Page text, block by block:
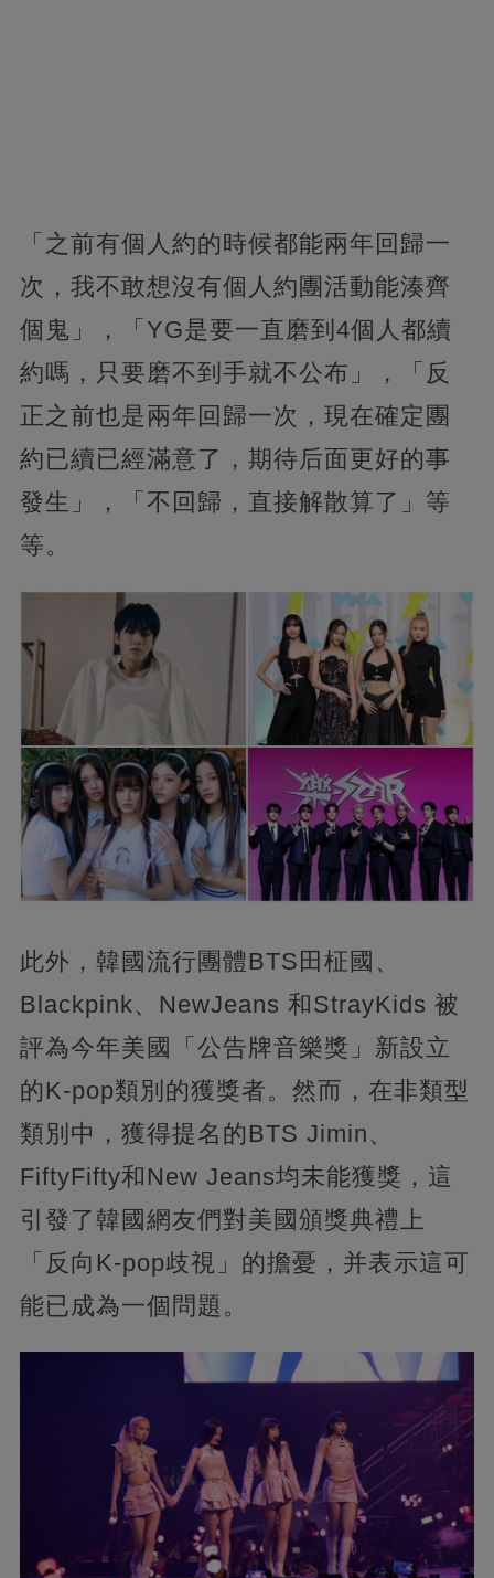
「之前有個人約的時候都能兩年回歸一
次，我不敢想沒有個人約團活動能湊齊
個鬼」，「YG是要一直磨到4個人都續
約嗎，只要磨不到手就不公布」，「反
正之前也是兩年回歸一次，現在確定團
約已續已經滿意了，期待后面更好的事
發生」，「不回歸，直接解散算了」等
等。
此外，韓國流行團體BTS田柾國、
Blackpink、NewJeans 和StrayKids 被
評為今年美國「公告牌音樂獎」新設立
的K-pop類別的獲獎者。然而，在非類型
類別中，獲得提名的BTS Jimin、
FiftyFifty和New Jeans均未能獲獎，這
引發了韓國網友們對美國頒獎典禮上
「反向K-pop歧視」的擔憂，并表示這可
能已成為一個問題。